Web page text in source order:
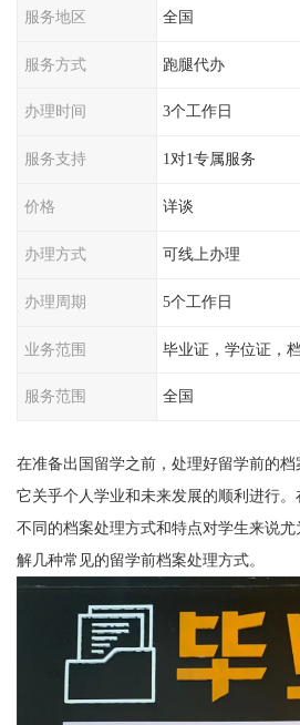
服务地区 全国
服务方式 跑腿代办
办理时间 3个工作日
服务支持 1对1专属服务
价格 详谈
办理方式 可线上办理
办理周期 5个工作日
业务范围 毕业证，学位证，
服务范围 全国
在准备出国留学之前，处理好留学前的档
它关乎个人学业和未来发展的顺利进行
不同的档案处理方式和特点对学生来说
解几种常见的留学前档案处理方式。